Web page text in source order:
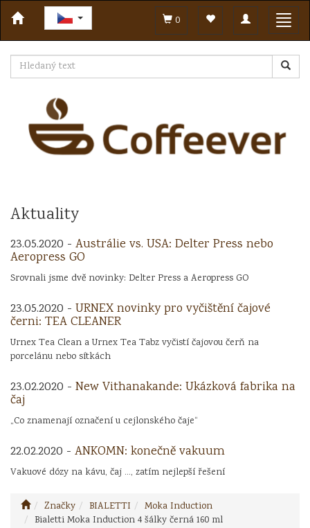
Toggle
navigation
0
Aktuality
23.05.2020 - Austrálie vs. USA: Delter Press nebo
Aeropress GO
Srovnali jsme dvě novinky: Delter Press a Aeropress GO
23.05.2020 - URNEX novinky pro vyčištění čajové
černi: TEA CLEANER
Urnex Tea Clean a Urnex Tea Tabz vyčistí čajovou čerň na
porcelánu nebo sítkách
23.02.2020 - New Vithanakande: Ukázková fabrika na
čaj
„Co znamenají označení u cejlonského čaje“
22.02.2020 - ANKOMN: konečně vakuum
Vakuové dózy na kávu, čaj ..., zatím nejlepší řešení
Značky BIALETTI
Moka Induction
Bialetti Moka Induction 4 šálky černá 160 ml